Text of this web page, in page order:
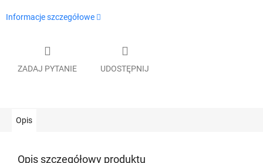
Informacje szczegółowe
ZADAJ PYTANIE UDOSTĘPNIJ
Opis
Opis szczegółowy produktu